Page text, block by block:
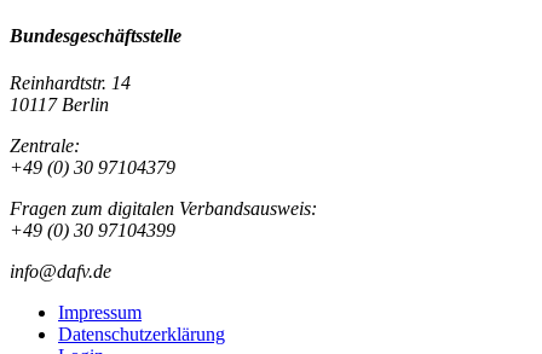
Bundesgeschäftsstelle
Reinhardtstr. 14
10117 Berlin
Zentrale:
+49 (0) 30 97104379
Fragen zum digitalen Verbandsausweis:
+49 (0) 30 97104399
info@dafv.de
Impressum
Datenschutzerklärung